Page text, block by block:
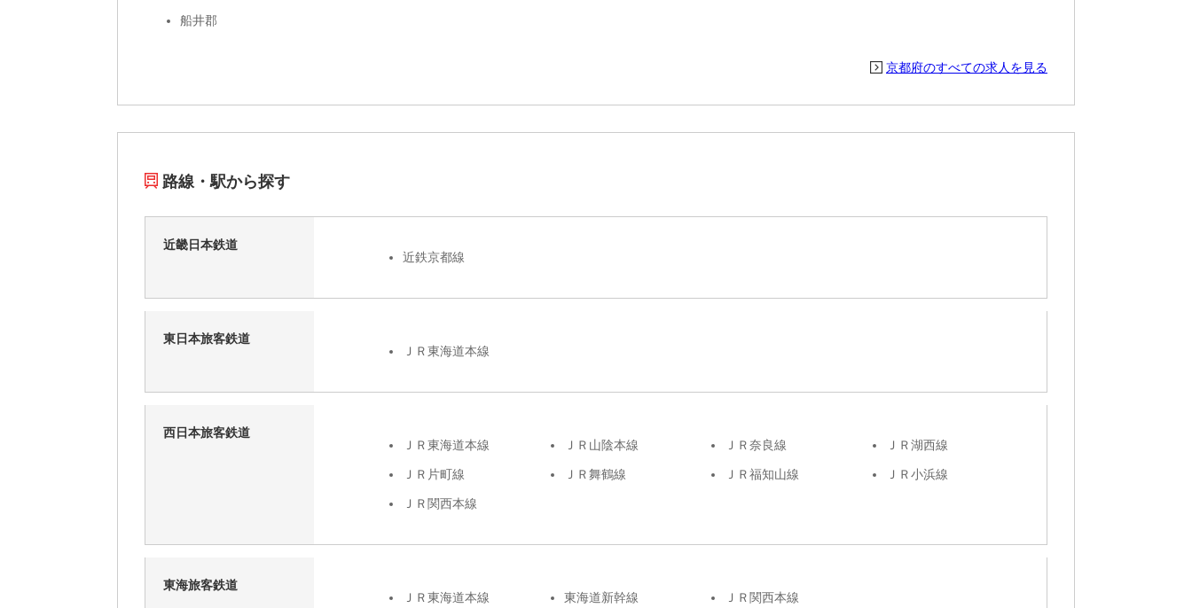
船井郡
京都府のすべての求人を見る
路線・駅から探す
近畿日本鉄道
近鉄京都線
東日本旅客鉄道
ＪＲ東海道本線
西日本旅客鉄道
ＪＲ東海道本線
ＪＲ山陰本線 ＪＲ奈良線 ＪＲ湖西線
ＪＲ片町線 ＪＲ舞鶴線 ＪＲ福知山線 ＪＲ小浜線
ＪＲ関西本線
東海旅客鉄道
ＪＲ東海道本線
東海道新幹線 ＪＲ関西本線